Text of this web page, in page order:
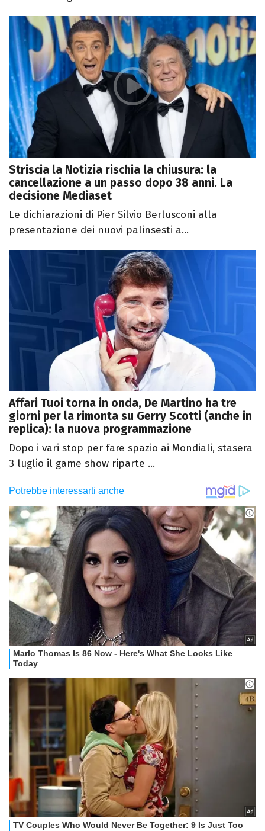
Striscia la Notizia rischia la chiusura: la
cancellazione a un passo dopo 38 anni. La
decisione Mediaset
Le dichiarazioni di Pier Silvio Berlusconi alla
presentazione dei nuovi palinsesti a...
Affari Tuoi torna in onda, De Martino ha tre
giorni per la rimonta su Gerry Scotti (anche in
replica): la nuova programmazione
Dopo i vari stop per fare spazio ai Mondiali, stasera
3 luglio il game show riparte ...